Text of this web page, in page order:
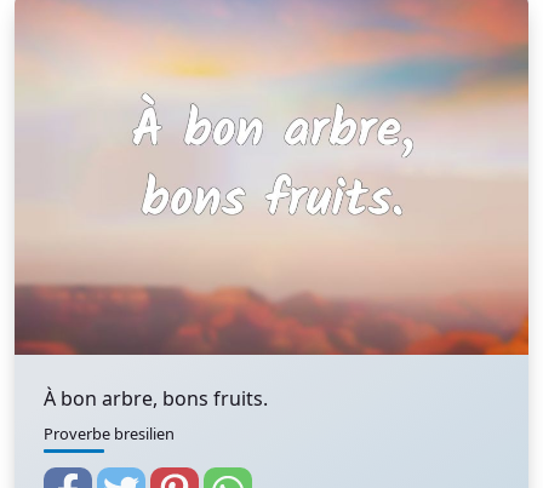
À bon arbre, bons fruits.
Proverbe bresilien